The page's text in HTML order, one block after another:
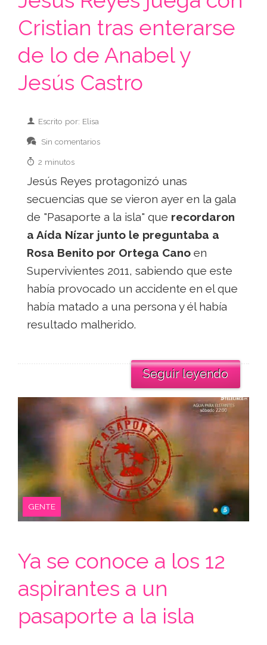
Cristian tras enterarse
de lo de Anabel y
Jesús Castro
Escrito por: Elisa
Sin comentarios
2 minutos
Jesús Reyes protagonizó unas
secuencias que se vieron ayer en la gala
de "Pasaporte a la isla" que recordaron
a Aída Nízar junto le preguntaba a
Rosa Benito por Ortega Cano en
Supervivientes 2011, sabiendo que este
había provocado un accidente en el que
había matado a una persona y él había
resultado malherido.
Seguir leyendo
GENTE
Ya se conoce a los 12
aspirantes a un
pasaporte a la isla